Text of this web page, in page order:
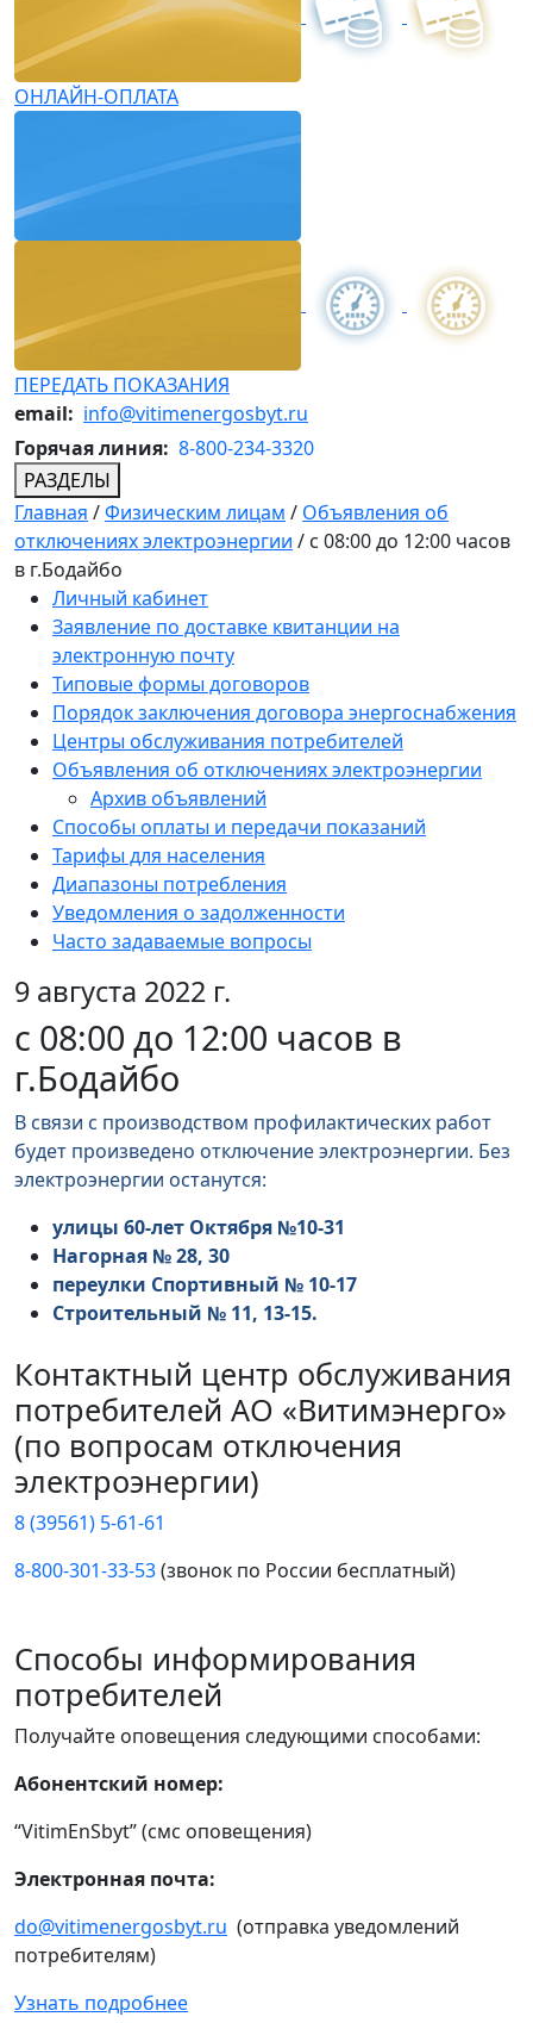
ОНЛАЙН-ОПЛАТА
ПЕРЕДАТЬ ПОКАЗАНИЯ
email: info@vitimenergosbyt.ru
Горячая линия: 8-800-234-3320
РАЗДЕЛЫ
Главная /Физическим лицам / Объявления об
отключениях электроэнергии / с 08:00 до 12:00 часов
в г.Бодайбо
Личный кабинет
Заявление по доставке квитанции на
электронную почту
Типовые формы договоров
Порядок заключения договора энергоснабжения
Центры обслуживания потребителей
Объявления об отключениях электроэнергии
Архив объявлений
Способы оплаты и передачи показаний
Тарифы для населения
Диапазоны потребления
Уведомления о задолженности
Часто задаваемые вопросы
9 августа 2022 г.
с 08:00 до 12:00 часов в
г.Бодайбо
В связи с производством профилактических работ
будет произведено отключение электроэнергии. Без
электроэнергии останутся:
улицы 60-лет Октября №10-31
Нагорная № 28, 30
переулки Спортивный № 10-17
Строительный № 11, 13-15.
Контактный центр обслуживания
потребителей АО «Витимэнерго»
(по вопросам отключения
электроэнергии)
8 (39561) 5-61-61
8-800-301-33-53(звонок по России бесплатный)
Способы информирования
потребителей
Получайте оповещения следующими способами:
Абонентский номер:
“VitimEnSbyt” (смс оповещения)
Электронная почта:
do@vitimenergosbyt.ru (отправка уведомлений
потребителям)
Узнать подробнее